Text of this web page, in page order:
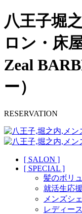
八王子堀
ロン・床
Zeal
ー）
RESERVATION
[ SALON ]
[ SPECIAL ]
髪のボリ
就活生応
メンズシ
レディー